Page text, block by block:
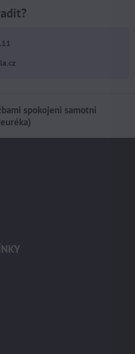
spokojeni samotní